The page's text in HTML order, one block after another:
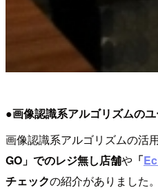
●画像認識系アルゴリズムの
画像認識系アルゴリズムの活
GO」でのレジ無し店舗や 「
チェックの紹介がありました。